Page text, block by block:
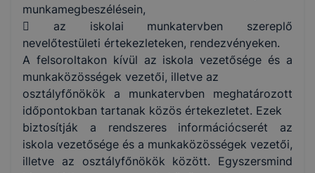
munkamegbeszélésein,
 az iskolai munkatervben szereplő
nevelőtestületi értekezleteken, rendezvényeken.
A felsoroltakon kívül az iskola vezetősége és a
munkaközösségek vezetői, illetve az
osztályfőnökök a munkatervben meghatározott
időpontokban tartanak közös értekezletet. Ezek
biztosítják a rendszeres információcserét az
iskola vezetősége és a munkaközösségek vezetői,
illetve az osztályfőnökök között. Egyszersmind